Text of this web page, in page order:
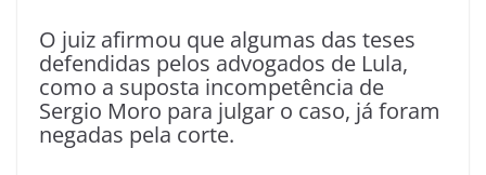
O juiz afirmou que algumas das teses
defendidas pelos advogados de Lula,
como a suposta incompetência de
Sergio Moro para julgar o caso, já foram
negadas pela corte.